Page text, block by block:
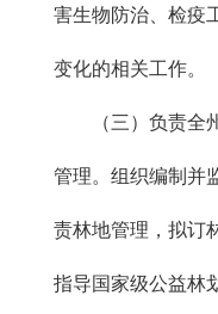
害生物防治、检疫
变化的相关工作。
（三）负责全州
管理。组织编制并
责林地管理，拟订
指导国家级公益林